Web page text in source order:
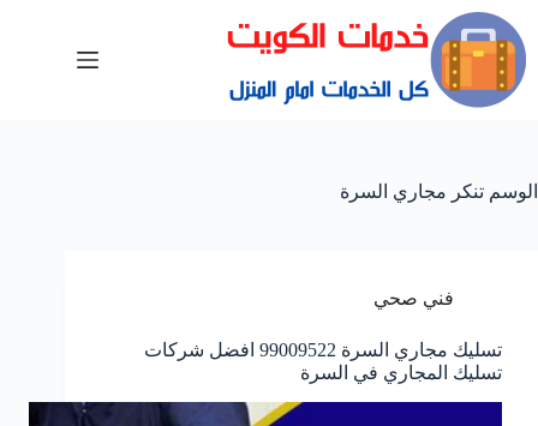
الوسم تنكر مجاري السرة
فني صحي
تسليك مجاري السرة 99009522 افضل شركات
تسليك المجاري في السرة